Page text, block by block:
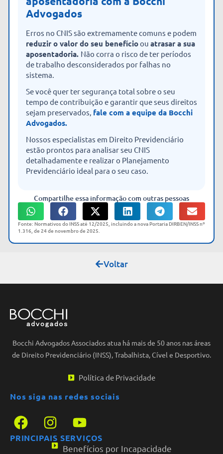
Advogados
Erros no CNIS são extremamente comuns e podem
reduzir o valor do seu benefícioou atrasar a sua
aposentadoria. Não corra o risco de ter períodos
de trabalho desconsiderados por falhas no
sistema.
Se você quer ter segurança total sobre o seu
tempo de contribuição e garantir que seus direitos
sejam preservados, fale com a equipe da Bocchi
Advogados.
Nossos especialistas em Direito Previdenciário
estão prontos para analisar seu CNIS
detalhadamente e realizar o Planejamento
Previdenciário ideal para o seu caso.
Compartilhe essa informação com outras pessoas
Fonte: Normativos do INSS até 12/2025, incluindo a nova Portaria DIRBEN/INSS nº
1.316, de 24 de novembro de 2025.
Voltar
Bocchi Advogados Associados atua há mais de 50 anos nas áreas
de Direito Previdenciário (INSS), Trabalhista, Cível e Desportivo.
Política de Privacidade
Nos siga nas redes sociais
PRINCIPAIS SERVIÇOS
Benefícios por Incapacidade